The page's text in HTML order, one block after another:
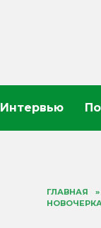
Интервью
ГЛАВНАЯ »